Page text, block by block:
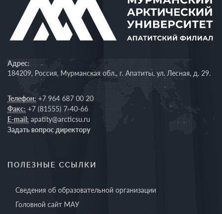
Адрес:
184209, Россия, Мурманская обл., г. Апатиты, ул. Лесная, д. 29.
Телефон: +7 964 687 00 20
Факс: +7 (81555) 7-40-66
E-mail: apatity@arcticsu.ru
Задать вопрос директору
ПОЛЕЗНЫЕ ССЫЛКИ
Сведения об образовательной организации
Головной сайт МАУ